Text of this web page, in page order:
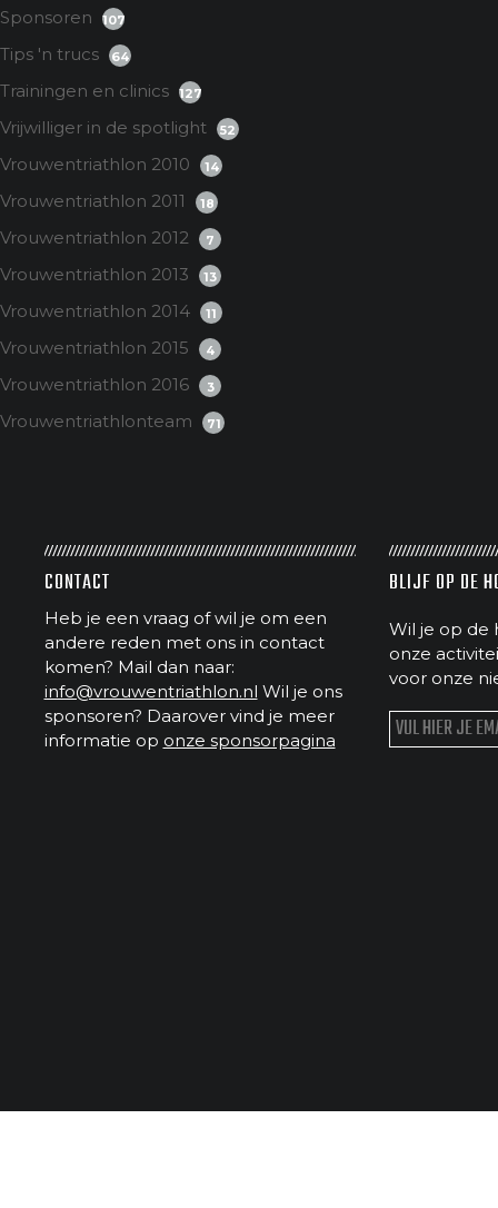
Sponsoren 107
Tips 'n trucs 64
Trainingen en clinics 127
Vrijwilliger in de spotlight 52
Vrouwentriathlon 2010 14
Vrouwentriathlon 2011 18
Vrouwentriathlon 2012 7
Vrouwentriathlon 2013 13
Vrouwentriathlon 2014 11
Vrouwentriathlon 2015 4
Vrouwentriathlon 2016 3
Vrouwentriathlonteam 71
CONTACT
Heb je een vraag of wil je om een
andere reden met ons in contact
komen? Mail dan naar:
info@vrouwentriathlon.nl Wil je ons
sponsoren? Daarover vind je meer
informatie op onze sponsorpagina
BLIJF OP DE
Wil je op de
onze
voor onze